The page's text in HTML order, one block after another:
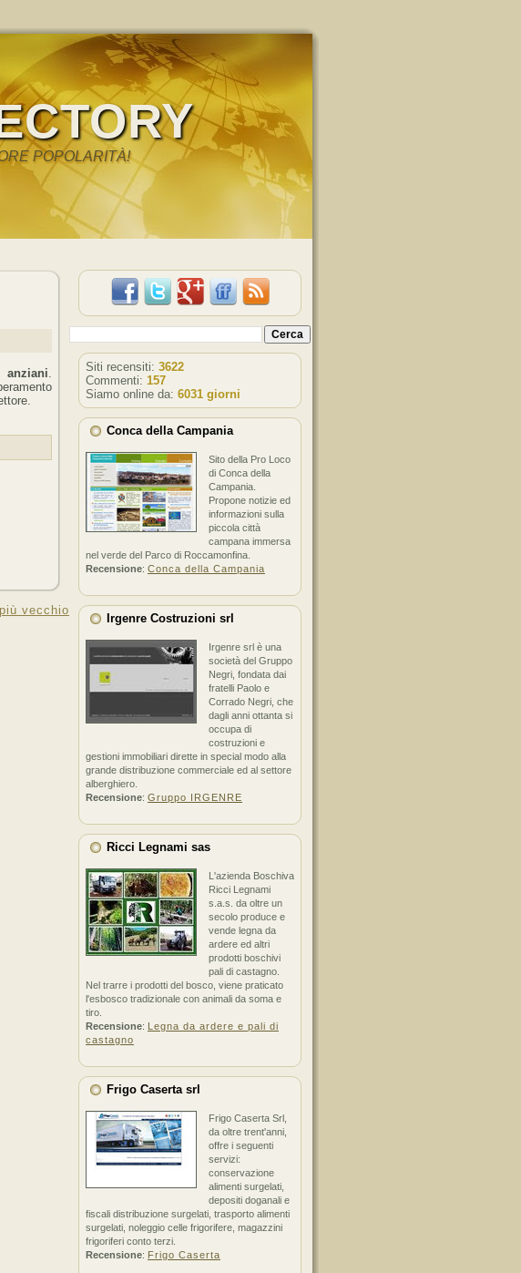
POPOLARITÀ!
.
vecchio
Siti recensiti: 3622
Commenti: 157
Siamo online da: 6031 giorni
Conca della Campania
Sito della Pro Loco
di Conca della
Campania.
Propone notizie ed
informazioni sulla
piccola città
campana immersa
nel verde del Parco di Roccamonfina.
Recensione: Conca della Campania
Irgenre Costruzioni srl
Irgenre srl è una
società del Gruppo
Negri, fondata dai
fratelli Paolo e
Corrado Negri, che
dagli anni ottanta si
occupa di
costruzioni e
gestioni immobiliari dirette in special modo alla
grande distribuzione commerciale ed al settore
alberghiero.
Recensione: Gruppo IRGENRE
Ricci Legnami sas
L'azienda Boschiva
Ricci Legnami
s.a.s. da oltre un
secolo produce e
vende legna da
ardere ed altri
prodotti boschivi
pali di castagno.
Nel trarre i prodotti del bosco, viene praticato
l'esbosco tradizionale con animali da soma e
tiro.
Recensione: Legna da ardere e pali di
castagno
Frigo Caserta srl
Frigo Caserta Srl,
da oltre trent'anni,
offre i seguenti
servizi:
conservazione
alimenti surgelati,
depositi doganali e
fiscali distribuzione surgelati, trasporto alimenti
surgelati, noleggio celle frigorifere, magazzini
frigoriferi conto terzi.
Recensione: Frigo Caserta